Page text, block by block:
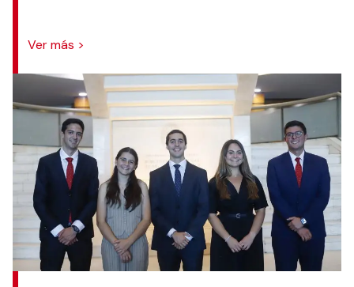
Ver más >